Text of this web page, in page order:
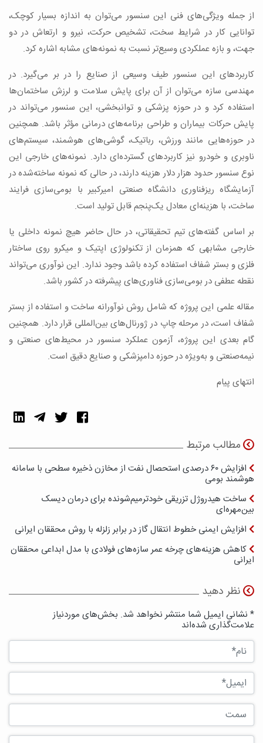
از جمله ویژگی‌های فنی این سنسور می‌توان به اندازه بسیار کوچک،
توانایی کار در شرایط سخت، تشخیص حرکت، نیرو و ارتعاش در دو
جهت، و بازه عملکردی وسیع‌تر نسبت به نمونه‌های مشابه اشاره کرد.
کاربردهای این سنسور طیف وسیعی از صنایع را در بر می‌گیرد. در
مهندسی سازه می‌توان از آن برای پایش سلامت و لرزش ساختمان‌ها
استفاده کرد و در حوزه پزشکی و توانبخشی، این سنسور می‌تواند در
پایش حرکات بیماران و طراحی برنامه‌های درمانی مؤثر باشد. همچنین
در حوزه‌هایی مانند ورزش، رباتیک، گوشی‌های هوشمند، سیستم‌های
ناوبری و خودرو نیز کاربردهای گسترده‌ای دارد. نمونه‌های خارجی این
نوع سنسور حدود هزار دلار هزینه دارند، در حالی که نمونه ساخته‌شده در
آزمایشگاه ریزفناوری دانشگاه صنعتی امیرکبیر با بومی‌سازی فرایند
ساخت، با هزینه‌ای معادل یک‌پنجم قابل تولید است.
بر اساس گفته‌های تیم تحقیقاتی، در حال حاضر هیچ نمونه داخلی یا
خارجی مشابهی که همزمان از تکنولوژی اپتیک و میکرو روی ساختار
فلزی و بستر شفاف استفاده کرده باشد وجود ندارد. این نوآوری می‌تواند
نقطه عطفی در بومی‌سازی فناوری‌های پیشرفته در کشور باشد.
مقاله علمی این پروژه که شامل روش نوآورانه ساخت و استفاده از بستر
شفاف است، در مرحله چاپ در ژورنال‌های بین‌المللی قرار دارد. همچنین
گام بعدی این پروژه، آزمون عملکرد سنسور در محیط‌های صنعتی و
نیمه‌صنعتی و به‌ویژه در حوزه دامپزشکی و صنایع دقیق است.
انتهای پیام
مطالب مرتبط
افزایش ۶۰ درصدی استحصال نفت از مخازن ذخیره سطحی با سامانه
هوشمند بومی
ساخت هیدروژل تزریقی خودترمیم‌شونده برای درمان دیسک
بین‌مهره‌ای
افزایش ایمنی خطوط انتقال گاز در برابر زلزله با روش محققان ایرانی
کاهش هزینه‌های چرخه عمر سازه‌های فولادی با مدل ابداعی محققان
ایرانی
نظر دهید
* نشانی ایمیل شما منتشر نخواهد شد. بخش‌های موردنیاز
علامت‌گذاری شده‌اند